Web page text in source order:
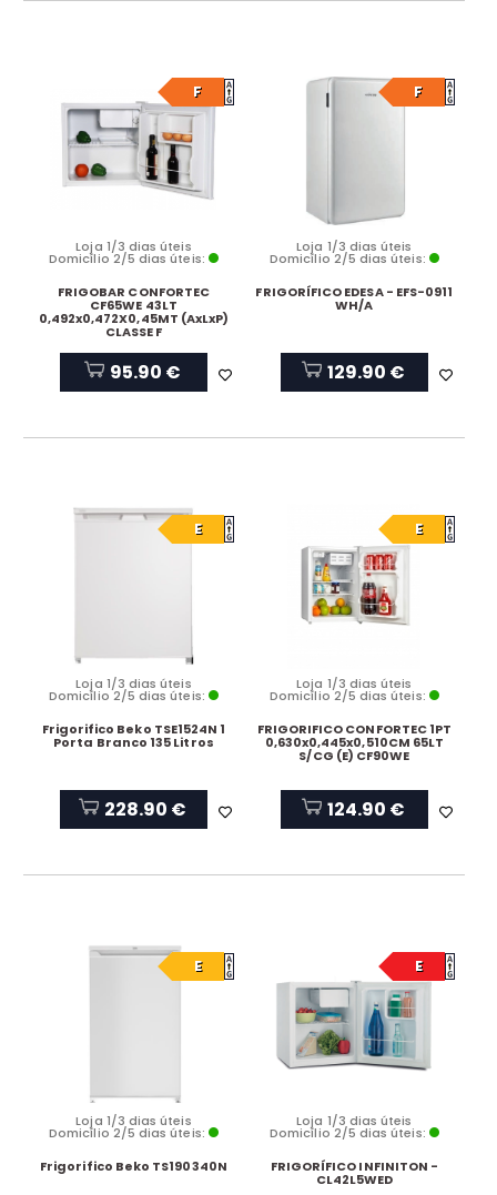
F
Loja 1/3 dias úteis
Domicílio 2/5 dias úteis:
FRIGOBAR CONFORTEC
CF65WE 43LT
0,492x0,472X0,45MT (AxLxP)
CLASSE F
95.90 €
F
Loja 1/3 dias úteis
Domicílio 2/5 dias úteis:
FRIGORÍFICO EDESA - EFS-0911
WH/A
129.90 €
E
Loja 1/3 dias úteis
Domicílio 2/5 dias úteis:
Frigorifico Beko TSE1524N 1
Porta Branco 135 Litros
228.90 €
E
Loja 1/3 dias úteis
Domicílio 2/5 dias úteis:
FRIGORIFICO CONFORTEC 1PT
0,630x0,445x0,510CM 65LT
S/CG (E) CF90WE
124.90 €
E
Loja 1/3 dias úteis
Domicílio 2/5 dias úteis:
Frigorifico Beko TS190340N
E
Loja 1/3 dias úteis
Domicílio 2/5 dias úteis:
FRIGORÍFICO INFINITON -
CL42L5WED